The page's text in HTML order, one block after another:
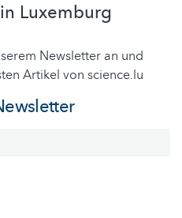
Luxemburg
Newsletter an und
Artikel von science.lu